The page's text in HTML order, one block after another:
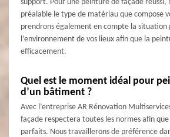
support. Pour une peinture de façade réussi,
préalable le type de matériau que compose
prendrons également en compte la situation
l’environnement de vos lieux afin que la
efficacement.
Quel est le moment idéal pour
d’un bâtiment ?
Avec l’entreprise AR Rénovation
façade respectera toutes les normes afin
parfaits. Nous travaillerons de préférence